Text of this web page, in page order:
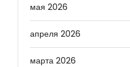
мая 2026
апреля 2026
марта 2026